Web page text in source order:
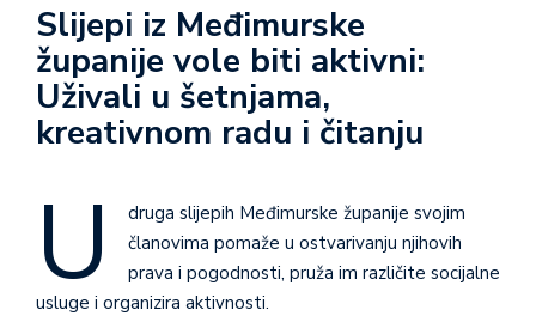
Slijepi iz Međimurske
županije vole biti aktivni:
Uživali u šetnjama,
kreativnom radu i čitanju
U
druga slijepih Međimurske županije svojim
članovima pomaže u ostvarivanju njihovih
prava i pogodnosti, pruža im različite socijalne
usluge i organizira aktivnosti.